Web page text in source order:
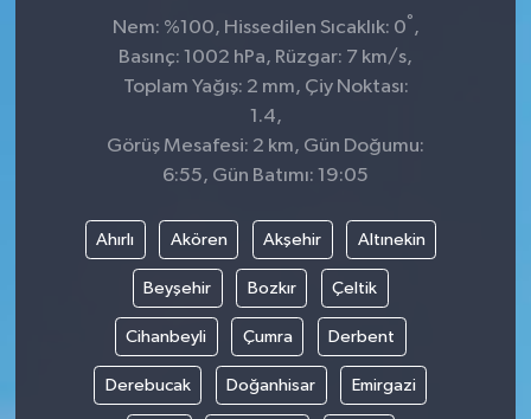
Nem: %100, Hissedilen Sıcaklık: 0° ,
Basınç: 1002 hPa, Rüzgar: 7 km/s,
Toplam Yağış: 2 mm, Çiy Noktası:
1.4,
Görüş Mesafesi: 2 km, Gün Doğumu:
6:55, Gün Batımı: 19:05
Ahırlı Akören Akşehir Altınekin
Beyşehir Bozkır Çeltik
Cihanbeyli Çumra Derbent
Derebucak Doğanhisar Emirgazi